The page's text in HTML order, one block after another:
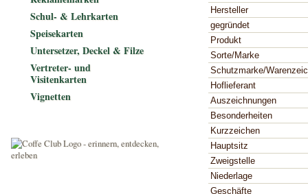
Hersteller
gegründet
Produkt
Sorte/Marke
Schutzmarke/
Hoflieferant
Auszeichnungen
Besonderheiten
Kurzzeichen
Hauptsitz
Zweigstelle
Niederlage
Geschäfte
Schul- & Lehrkarten
Speisekarten
Untersetzer, Deckel & Filze
Vertreter- und
Visitenkarten
Vignetten